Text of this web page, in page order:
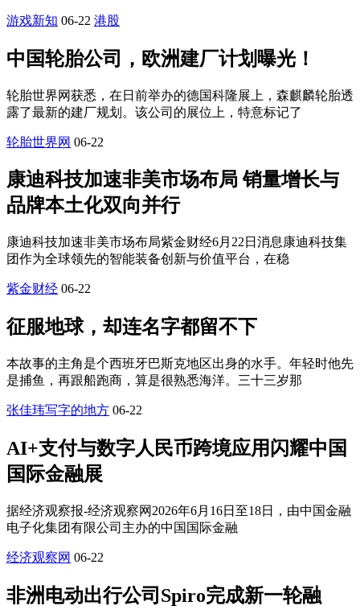
游戏新知 06-22 港股
中国轮胎公司，欧洲建厂计划曝光！
轮胎世界网获悉，在日前举办的德国科隆展上，森麒麟轮胎透
露了最新的建厂规划。该公司的展位上，特意标记了
轮胎世界网 06-22
康迪科技加速非美市场布局 销量增长与
品牌本土化双向并行
康迪科技加速非美市场布局紫金财经6月22日消息康迪科技集
团作为全球领先的智能装备创新与价值平台，在稳
紫金财经 06-22
征服地球，却连名字都留不下
本故事的主角是个西班牙巴斯克地区出身的水手。年轻时他先
是捕鱼，再跟船跑商，算是很熟悉海洋。三十三岁那
张佳玮写字的地方 06-22
AI+支付与数字人民币跨境应用闪耀中国
国际金融展
据经济观察报-经济观察网2026年6月16日至18日，由中国金融
电子化集团有限公司主办的中国国际金融
经济观察网 06-22
非洲电动出行公司Spiro完成新一轮融